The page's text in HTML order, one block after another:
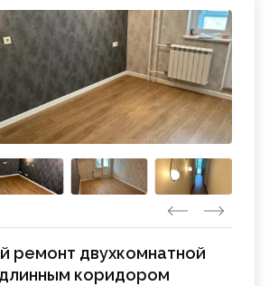
ремонт двухкомнатной
коридором